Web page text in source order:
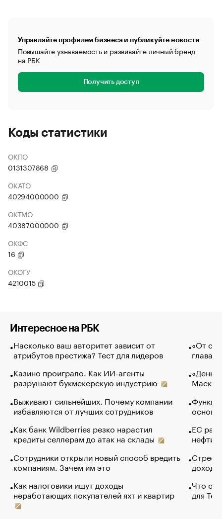
Управляйте профилем бизнеса и публикуйте новости
Повышайте узнаваемость и развивайте личный бренд
на РБК
Получить доступ
Коды статистики
ОКПО
0131307868
ОКАТО
40294000000
ОКТМО
40387000000
ОКФС
16
ОКОГУ
4210015
Интересное на РБК
Насколько ваш авторитет зависит от
атрибутов престижа? Тест для лидеров
Казино проиграло. Как ИИ-агенты
разрушают букмекерскую индустрию
Выживают сильнейших. Почему компании
избавляются от лучших сотрудников
Как банк Wildberries резко нарастил
кредиты селлерам до атак на склады
Сотрудники открыли новый способ вредить
компаниям. Зачем им это
Как налоговики ищут доходы
неработающих покупателей яхт и квартир
«От
глава
Маск в
основ
ЕС
нефти
Что
для